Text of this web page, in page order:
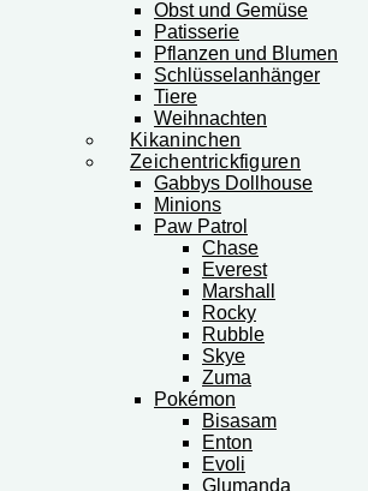
Obst und Gemüse
Patisserie
Pflanzen und Blumen
Schlüsselanhänger
Tiere
Weihnachten
Kikaninchen
Zeichentrickfiguren
Gabbys Dollhouse
Minions
Paw Patrol
Chase
Everest
Marshall
Rocky
Rubble
Skye
Zuma
Pokémon
Bisasam
Enton
Evoli
Glumanda